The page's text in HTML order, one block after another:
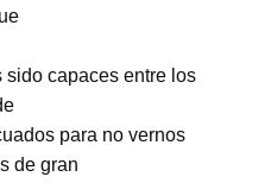
sido capaces entre los
para no vernos
de gran